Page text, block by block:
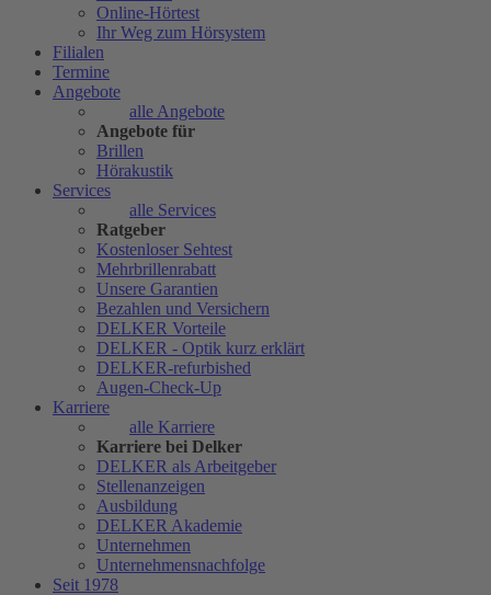
Online-Hörtest
Ihr Weg zum Hörsystem
Filialen
Termine
Angebote
alle Angebote
Angebote für
Brillen
Hörakustik
Services
alle Services
Ratgeber
Kostenloser Sehtest
Mehrbrillenrabatt
Unsere Garantien
Bezahlen und Versichern
DELKER Vorteile
DELKER - Optik kurz erklärt
DELKER-refurbished
Augen-Check-Up
Karriere
alle Karriere
Karriere bei Delker
DELKER als Arbeitgeber
Stellenanzeigen
Ausbildung
DELKER Akademie
Unternehmen
Unternehmensnachfolge
Seit 1978